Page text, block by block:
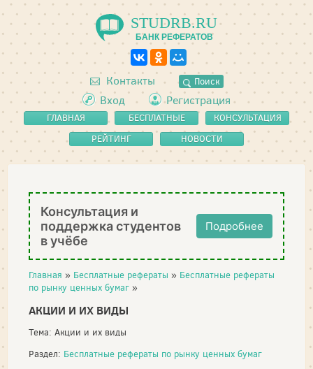
STUDRB.RU
БАНК РЕФЕРАТОВ
Контакты Поиск
Вход Регистрация
ГЛАВНАЯ
БЕСПЛАТНЫЕ
РЕФЕРАТЫ
КОНСУЛЬТАЦИЯ
РЕЙТИНГ
НОВОСТИ
Консультация и
поддержка студентов
в учёбе
Подробнее
Главная » Бесплатные рефераты » Бесплатные рефераты
по рынку ценных бумаг »
АКЦИИ И ИХ ВИДЫ
Тема: Акции и их виды
Раздел: Бесплатные рефераты по рынку ценных бумаг